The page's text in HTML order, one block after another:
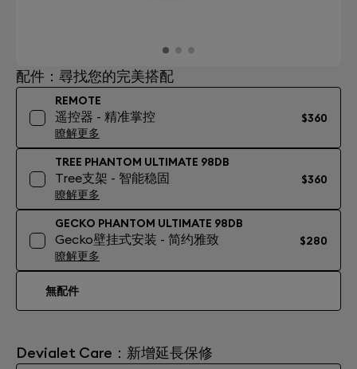
配件：尋找您的完美搭配
REMOTE
遥控器 - 精准掌控
瞭解更多
$360
TREE PHANTOM ULTIMATE 98DB
Tree支架 - 智能稳固
瞭解更多
$360
GECKO PHANTOM ULTIMATE 98DB
Gecko壁挂式安装 - 简约雅致
瞭解更多
$280
無配件
Devialet Care：新增延長保修